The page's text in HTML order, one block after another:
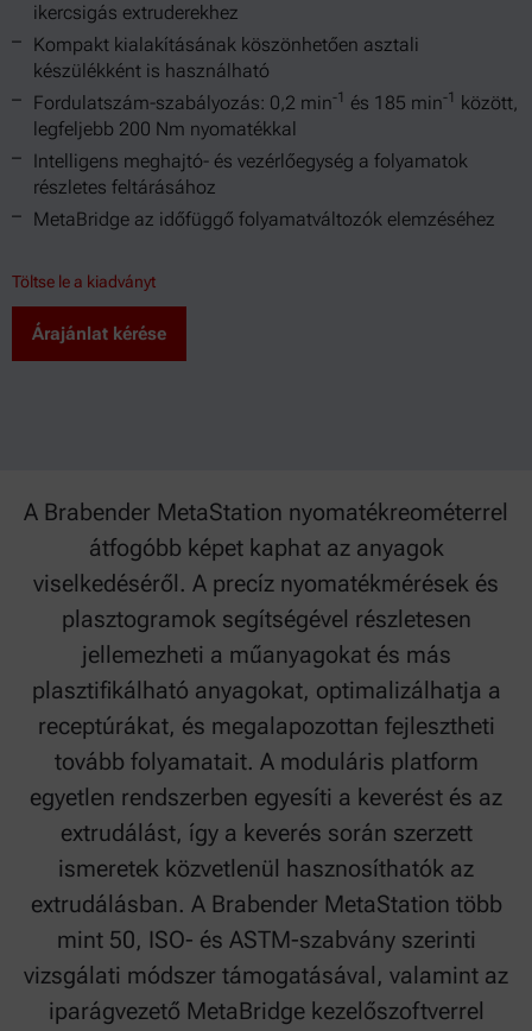
ikercsigás extruderekhez
Kompakt kialakításának köszönhetően asztali
készülékként is használható
Fordulatszám-szabályozás: 0,2 min-1 és 185 min-1 között,
legfeljebb 200 Nm nyomatékkal
Intelligens meghajtó- és vezérlőegység a folyamatok
részletes feltárásához
MetaBridge az időfüggő folyamatváltozók elemzéséhez
Töltse le a kiadványt
Árajánlat kérése
A Brabender MetaStation nyomatékreométerrel
átfogóbb képet kaphat az anyagok
viselkedéséről. A precíz nyomatékmérések és
plasztogramok segítségével részletesen
jellemezheti a műanyagokat és más
plasztifikálható anyagokat, optimalizálhatja a
receptúrákat, és megalapozottan fejlesztheti
tovább folyamatait. A moduláris platform
egyetlen rendszerben egyesíti a keverést és az
extrudálást, így a keverés során szerzett
ismeretek közvetlenül hasznosíthatók az
extrudálásban. A Brabender MetaStation több
mint 50, ISO- és ASTM-szabvány szerinti
vizsgálati módszer támogatásával, valamint az
iparágvezető MetaBridge kezelőszoftverrel